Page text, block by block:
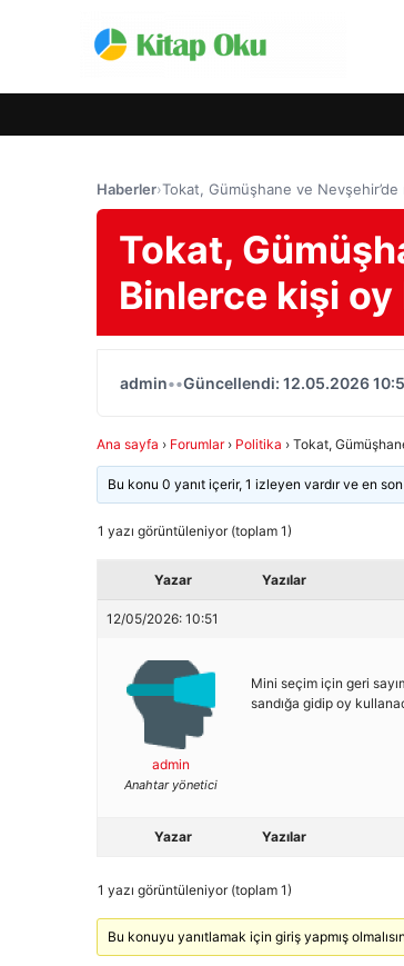
Haberler›Tokat, Gümüşhane ve
Tokat,
Binlerce kişi
admin••Güncellendi: 12.05.2026
Ana sayfa › Forumlar › Politika › Tokat,
Bu konu 0 yanıt içerir, 1 izleyen vardır ve en son
1 yazı görüntüleniyor (toplam 1)
Yazar Yazılar
12/05/2026: 10:51
admin
Anahtar yönetici
Mini seçim için geri
sandığa gidip oy
Yazar Yazılar
1 yazı görüntüleniyor (toplam 1)
Bu konuyu yanıtlamak için giriş yapmış